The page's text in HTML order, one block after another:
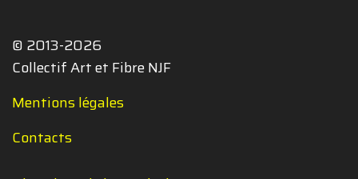
© 2013-2026
Collectif Art et Fibre NJF
Mentions légales
Contacts